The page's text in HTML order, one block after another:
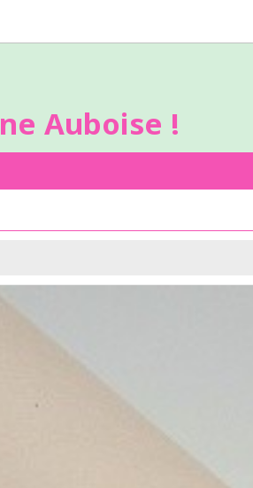
Auboise !